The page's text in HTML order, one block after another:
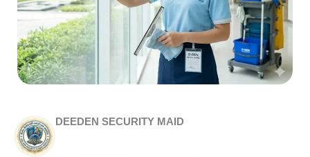
DEEDEN SECURITY MAID